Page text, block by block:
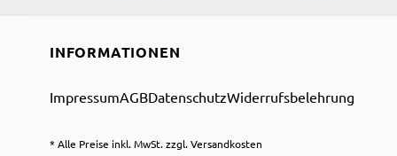
INFORMATIONEN
ImpressumAGBDatenschutzWiderrufsbelehrung
* Alle Preise inkl. MwSt. zzgl. Versandkosten